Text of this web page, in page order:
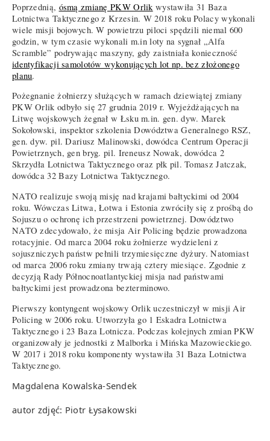
Poprzednią, ósmą zmianę PKW Orlik wystawiła 31 Baza
Lotnictwa Taktycznego z Krzesin. W 2018 roku Polacy wykonali
wiele misji bojowych. W powietrzu piloci spędzili niemal 600
godzin, w tym czasie wykonali m.in loty na sygnał „Alfa
Scramble” podrywając maszyny, gdy zaistniała konieczność
identyfikacji samolotów wykonujących lot np. bez złożonego
planu.
Pożegnanie żołnierzy służących w ramach dziewiątej zmiany
PKW Orlik odbyło się 27 grudnia 2019 r. Wyjeżdżających na
Litwę wojskowych żegnał w Łsku m.in. gen. dyw. Marek
Sokołowski, inspektor szkolenia Dowództwa Generalnego RSZ,
gen. dyw. pil. Dariusz Malinowski, dowódca Centrum Operacji
Powietrznych, gen bryg. pil. Ireneusz Nowak, dowódca 2
Skrzydła Lotnictwa Taktycznego oraz płk pil. Tomasz Jatczak,
dowódca 32 Bazy Lotnictwa Taktycznego.
NATO realizuje swoją misję nad krajami bałtyckimi od 2004
roku. Wówczas Litwa, Łotwa i Estonia zwróciły się z prośbą do
Sojuszu o ochronę ich przestrzeni powietrznej. Dowództwo
NATO zdecydowało, że misja Air Policing będzie prowadzona
rotacyjnie. Od marca 2004 roku żołnierze wydzieleni z
sojuszniczych państw pełnili trzymiesięczne dyżury. Natomiast
od marca 2006 roku zmiany trwają cztery miesiące. Zgodnie z
decyzją Rady Północnoatlantyckiej misja nad państwami
bałtyckimi jest prowadzona bezterminowo.
Pierwszy kontyngent wojskowy Orlik uczestniczył w misji Air
Policing w 2006 roku. Utworzyła go 1 Eskadra Lotnictwa
Taktycznego i 23 Baza Lotnicza. Podczas kolejnych zmian PKW
organizowały je jednostki z Malborka i Mińska Mazowieckiego.
W 2017 i 2018 roku komponenty wystawiła 31 Baza Lotnictwa
Taktycznego.
Magdalena Kowalska-Sendek
autor zdjęć: Piotr Łysakowski